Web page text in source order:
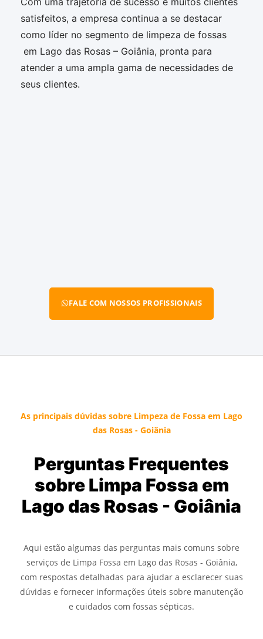
satisfeitos, a empresa continua a se destacar
como líder no segmento de limpeza de fossas
em Lago das Rosas – Goiânia, pronta para
atender a uma ampla gama de necessidades de
seus clientes.
FALE COM NOSSOS PROFISSIONAIS
As principais dúvidas sobre Limpeza de Fossa em Lago
das Rosas - Goiânia
Perguntas Frequentes
sobre Limpa Fossa em
Lago das Rosas - Goiânia
Aqui estão algumas das perguntas mais comuns sobre
serviços de Limpa Fossa em Lago das Rosas - Goiânia,
com respostas detalhadas para ajudar a esclarecer suas
dúvidas e fornecer informações úteis sobre manutenção
e cuidados com fossas sépticas.